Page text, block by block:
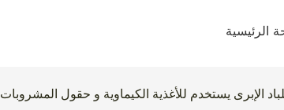
الرئيسية
الإبرى يستخدم للأغذية الكيماوية و حقول المشروبات